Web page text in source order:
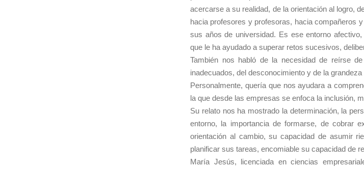
acercarse a su realidad, de la orientación al logro,
hacia profesores y profesoras, hacia compañeros
sus años de universidad. Es ese entorno
que le ha ayudado a superar retos sucesivos,
También nos habló de la necesidad de reírse
inadecuados, del desconocimiento y de la
Personalmente, quería que nos ayudara a
la que desde las empresas se enfoca la inclusión,
Su relato nos ha mostrado la determinación, la
entorno, la importancia de formarse, de cobrar
orientación al cambio, su capacidad de asumir
planificar sus tareas, encomiable su capacidad de
María Jesús, licenciada en ciencias